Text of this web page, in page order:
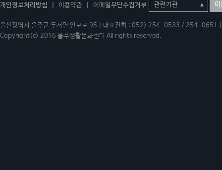
개인정보처리방침 이용약관 이메일무단수집거부 이
울산광역시 울주군 두서면 인보로 95 | 대표전화 : 052) 254-0533 / 254-
Copyright(c) 2016 울주생활문화센터 All rights reserved.